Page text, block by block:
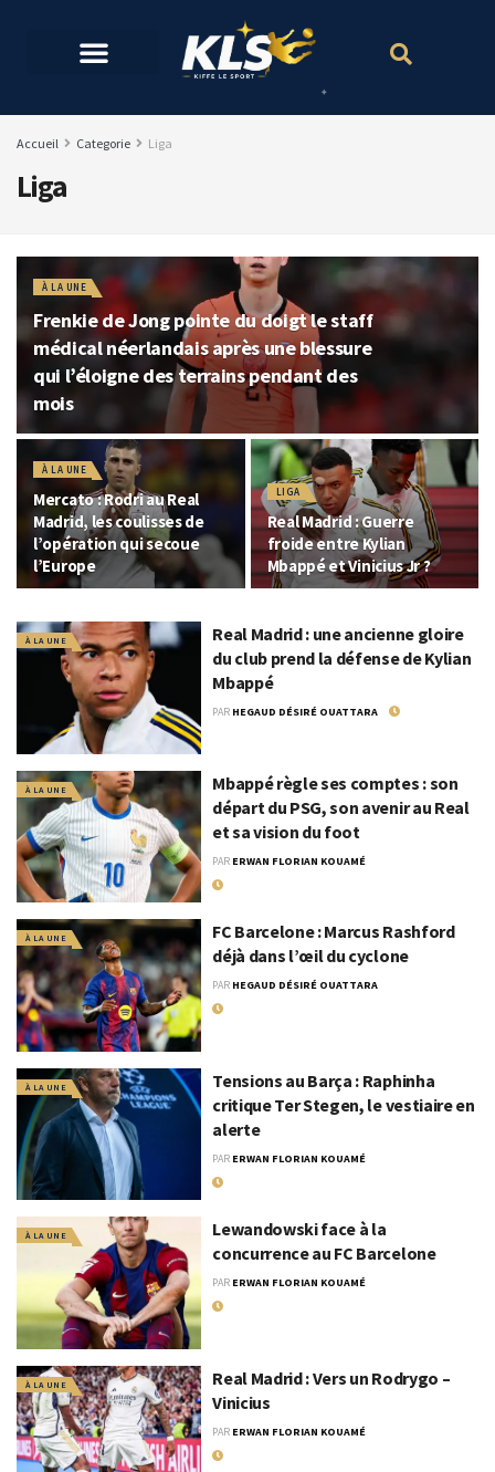
Accueil Categorie Liga
Liga
À LA UNE
Frenkie de Jong pointe du doigt le staff
médical néerlandais après une blessure
qui l’éloigne des terrains pendant des
mois
À LA UNE
Mercato : Rodri au Real
Madrid, les coulisses de
l’opération qui secoue
l’Europe
LIGA
Real Madrid : Guerre
froide entre Kylian
Mbappé et Vinicius Jr ?
À LA UNE
Real Madrid : une ancienne gloire
du club prend la défense de Kylian
Mbappé
PAR HEGAUD DÉSIRÉ OUATTARA
À LA UNE
Mbappé règle ses comptes : son
départ du PSG, son avenir au Real
et sa vision du foot
PAR ERWAN FLORIAN KOUAMÉ
À LA UNE
FC Barcelone : Marcus Rashford
déjà dans l’œil du cyclone
PAR HEGAUD DÉSIRÉ OUATTARA
À LA UNE
Tensions au Barça : Raphinha
critique Ter Stegen, le vestiaire en
alerte
PAR ERWAN FLORIAN KOUAMÉ
À LA UNE
Lewandowski face à la
concurrence au FC Barcelone
PAR ERWAN FLORIAN KOUAMÉ
À LA UNE
Real Madrid : Vers un Rodrygo –
Vinicius
PAR ERWAN FLORIAN KOUAMÉ